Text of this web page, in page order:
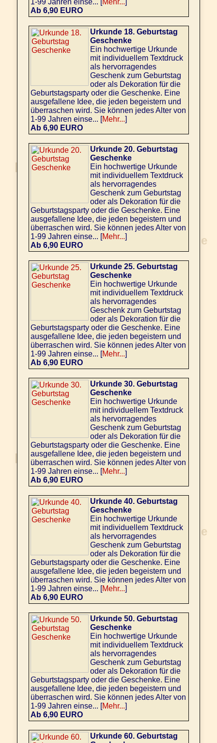
1-99 Jahren einse... [Mehr...]
Ab 6,90 EURO
Urkunde 18. Geburtstag
Geschenke
Ein hochwertige Urkunde
mit individuellem Textdruck
als hervorragendes
Geschenk zum Geburtstag
oder als Dekoration für die
Geburtstagsparty oder die Geschenke. Eine
ausgefallene Idee, die jeden begeistern und
überraschen wird. Sie können jedes Alter von
1-99 Jahren einse... [Mehr...]
Ab 6,90 EURO
Urkunde 20. Geburtstag
Geschenke
Ein hochwertige Urkunde
mit individuellem Textdruck
als hervorragendes
Geschenk zum Geburtstag
oder als Dekoration für die
Geburtstagsparty oder die Geschenke. Eine
ausgefallene Idee, die jeden begeistern und
überraschen wird. Sie können jedes Alter von
1-99 Jahren einse... [Mehr...]
Ab 6,90 EURO
Urkunde 25. Geburtstag
Geschenke
Ein hochwertige Urkunde
mit individuellem Textdruck
als hervorragendes
Geschenk zum Geburtstag
oder als Dekoration für die
Geburtstagsparty oder die Geschenke. Eine
ausgefallene Idee, die jeden begeistern und
überraschen wird. Sie können jedes Alter von
1-99 Jahren einse... [Mehr...]
Ab 6,90 EURO
Urkunde 30. Geburtstag
Geschenke
Ein hochwertige Urkunde
mit individuellem Textdruck
als hervorragendes
Geschenk zum Geburtstag
oder als Dekoration für die
Geburtstagsparty oder die Geschenke. Eine
ausgefallene Idee, die jeden begeistern und
überraschen wird. Sie können jedes Alter von
1-99 Jahren einse... [Mehr...]
Ab 6,90 EURO
Urkunde 40. Geburtstag
Geschenke
Ein hochwertige Urkunde
mit individuellem Textdruck
als hervorragendes
Geschenk zum Geburtstag
oder als Dekoration für die
Geburtstagsparty oder die Geschenke. Eine
ausgefallene Idee, die jeden begeistern und
überraschen wird. Sie können jedes Alter von
1-99 Jahren einse... [Mehr...]
Ab 6,90 EURO
Urkunde 50. Geburtstag
Geschenke
Ein hochwertige Urkunde
mit individuellem Textdruck
als hervorragendes
Geschenk zum Geburtstag
oder als Dekoration für die
Geburtstagsparty oder die Geschenke. Eine
ausgefallene Idee, die jeden begeistern und
überraschen wird. Sie können jedes Alter von
1-99 Jahren einse... [Mehr...]
Ab 6,90 EURO
Urkunde 60. Geburtstag